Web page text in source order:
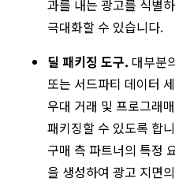
과를 내는 광고를 식별
극대화할 수 있습니다.
딜 패키징 도구. 대부분
또는 서드파티 데이터
우대 거래 및 프로그래
패키징할 수 있도록 합
구매 측 파트너의 특정
을 생성하여 광고 지면